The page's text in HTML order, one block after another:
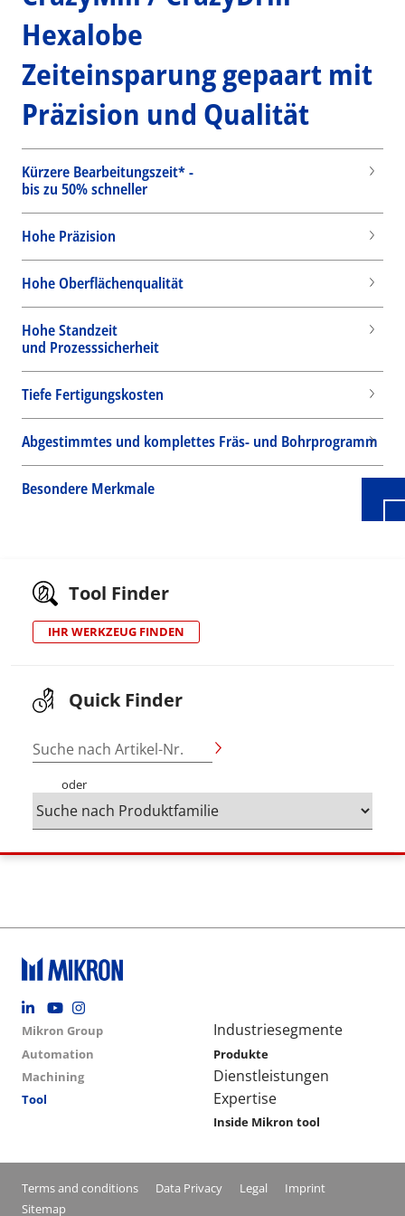
Hexalobe
Zeiteinsparung gepaart mit
Präzision und Qualität
Kürzere Bearbeitungszeit* -
bis zu 50% schneller
Hohe Präzision
Hohe Oberflächenqualität
Hohe Standzeit
und Prozesssicherheit
Tiefe Fertigungskosten
Abgestimmtes und komplettes Fräs- und Bohrprogramm
Besondere Merkmale
Tool Finder
IHR WERKZEUG FINDEN
Quick Finder
Suche nach Artikel-Nr.
oder
Footer social
Group menu
Mikron Group
Automation
Machining
Tool
Main navigation
Industriesegmente
Produkte
Dienstleistungen
Expertise
Inside Mikron tool
Conditions footer menu
Terms and conditions Data Privacy Legal
Imprint
Sitemap